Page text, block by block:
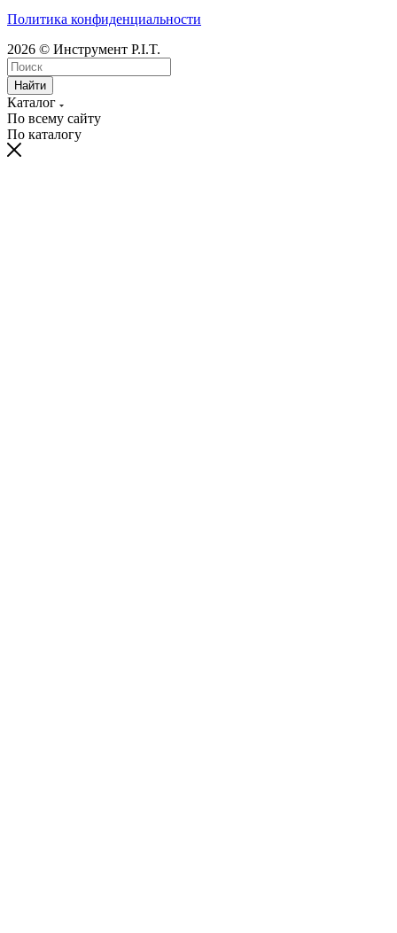
Политика конфиденциальности
2026 © Инструмент P.I.T.
Найти
Каталог
По всему сайту
По каталогу